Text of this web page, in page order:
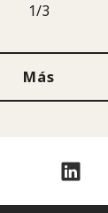
1de3
1/3
Más